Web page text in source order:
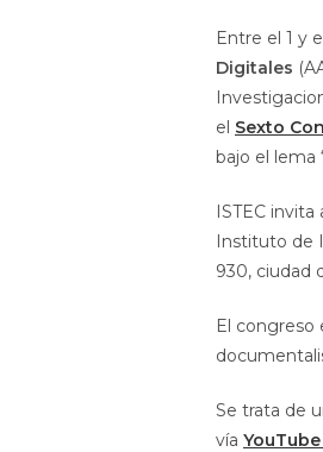
Entre el 1 y
Digitales
el Sexto
bajo el lema
ISTEC
Instituto de
930, ciudad
El congreso
Se trata de
vía